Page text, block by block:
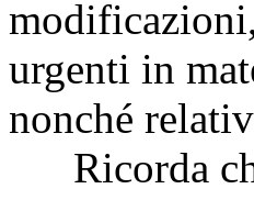
urgenti in
nonché
Ricorda